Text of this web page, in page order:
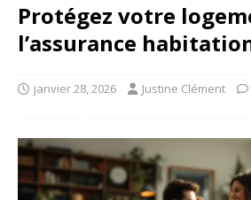
Protégez votre
l’assurance
janvier 28, 2026 Justine Clément